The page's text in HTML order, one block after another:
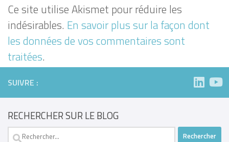
Ce site utilise Akismet pour réduire les
indésirables. En savoir plus sur la façon dont
les données de vos commentaires sont
traitées.
SUIVRE :
RECHERCHER SUR LE BLOG
Rechercher :